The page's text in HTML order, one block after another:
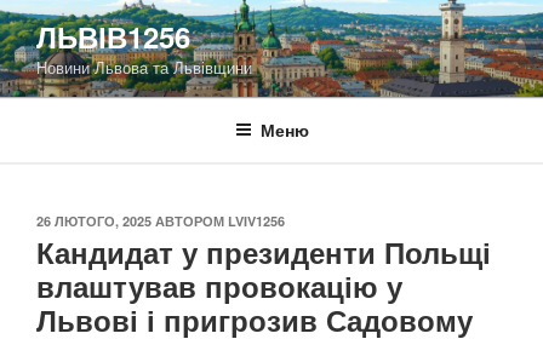
Перейти
до
вмісту
ЛЬВІВ1256
Новини Львова та Львівщини
Меню
ОПУБЛІКОВАНО
26 ЛЮТОГО, 2025 АВТОРОМ LVIV1256
Кандидат у президенти Польщі
влаштував провокацію у
Львові і пригрозив Садовому